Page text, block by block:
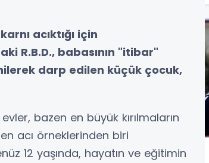
acıktığı için
R.B.D., babasının "itibar"
darp edilen küçük çocuk,
bazen en büyük kırılmaların
acı örneklerinden biri
12 yaşında, hayatın ve eğitimin